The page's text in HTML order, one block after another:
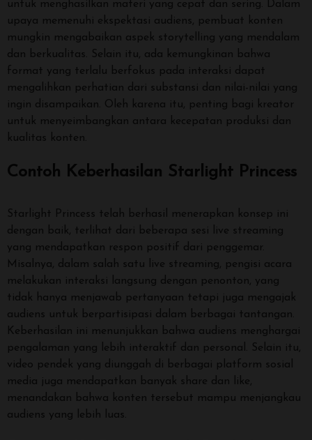
untuk menghasilkan materi yang cepat dan sering. Dalam
upaya memenuhi ekspektasi audiens, pembuat konten
mungkin mengabaikan aspek storytelling yang mendalam
dan berkualitas. Selain itu, ada kemungkinan bahwa
format yang terlalu berfokus pada interaksi dapat
mengalihkan perhatian dari substansi dan nilai-nilai yang
ingin disampaikan. Oleh karena itu, penting bagi kreator
untuk menyeimbangkan antara kecepatan produksi dan
kualitas konten.
Contoh Keberhasilan Starlight Princess
Starlight Princess telah berhasil menerapkan konsep ini
dengan baik, terlihat dari beberapa sesi live streaming
yang mendapatkan respon positif dari penggemar.
Misalnya, dalam salah satu live streaming, pengisi acara
melakukan interaksi langsung dengan penonton, yang
tidak hanya menjawab pertanyaan tetapi juga mengajak
audiens untuk berpartisipasi dalam berbagai tantangan.
Keberhasilan ini menunjukkan bahwa audiens menghargai
pengalaman yang lebih interaktif dan personal. Selain itu,
video pendek yang diunggah di berbagai platform sosial
media juga mendapatkan banyak share dan like,
menandakan bahwa konten tersebut mampu menjangkau
audiens yang lebih luas.